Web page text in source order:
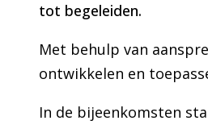
tot begeleiden.
Met behulp van
ontwikkelen en
In de bijeenkomsten